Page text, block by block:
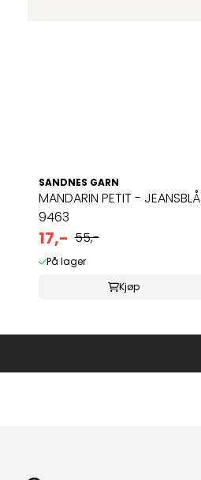
SANDNES GARN
MANDARIN PETIT - JEANSBLÅ
9463
17,- 55,-
På lager
Kjøp